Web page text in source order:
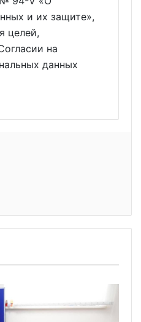
и их защите»,
целей,
на
данных